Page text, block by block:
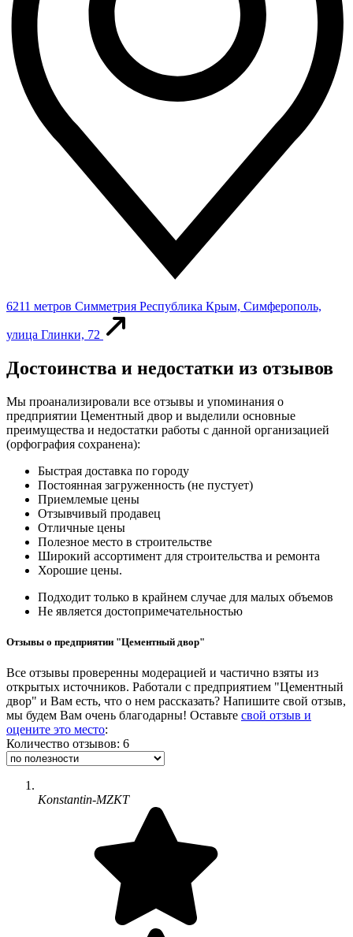
6211 метров Симметрия Республика Крым, Симферополь,
улица Глинки, 72
Достоинства и недостатки из отзывов
Мы проанализировали все отзывы и упоминания о
предприятии Цементный двор и выделили основные
преимущества и недостатки работы с данной организацией
(орфография сохранена):
Быстрая доставка по городу
Постоянная загруженность (не пустует)
Приемлемые цены
Отзывчивый продавец
Отличные цены
Полезное место в строительстве
Широкий ассортимент для строительства и ремонта
Хорошие цены.
Подходит только в крайнем случае для малых объемов
Не является достопримечательностью
Отзывы о предприятии "Цементный двор"
Все отзывы проверенны модерацией и частично взяты из
открытых источников. Работали с предприятием "Цементный
двор" и Вам есть, что о нем рассказать? Напишите свой отзыв,
мы будем Вам очень благодарны! Оставьте свой отзыв и
оцените это место:
Количество отзывов: 6
Konstantin-MZKT